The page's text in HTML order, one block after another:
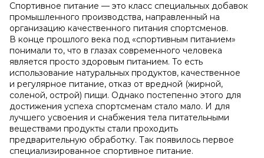
Спортивное питание — это класс специальных добавок
промышленного производства, направленный на
организацию качественного питания спортсменов.
В конце прошлого века под «спортивным питанием»
понимали то, что в глазах современного человека
является просто здоровым питанием. То есть
использование натуральных продуктов, качественное
и регулярное питание, отказ от вредной (жирной,
соленой, острой) пищи. Однако постепенно этого для
достижения успеха спортсменам стало мало. И для
лучшего усвоения и снабжения тела питательными
веществами продукты стали проходить
предварительную обработку. Так появилось первое
специализированное спортивное питание.